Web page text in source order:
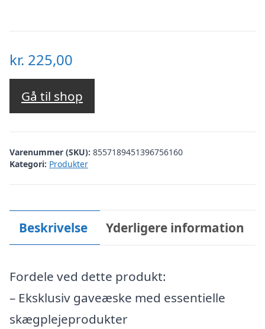
kr. 225,00
Gå til shop
Varenummer (SKU): 8557189451396756160
Kategori: Produkter
Beskrivelse Yderligere information
Fordele ved dette produkt:
– Eksklusiv gaveæske med essentielle
skægplejeprodukter